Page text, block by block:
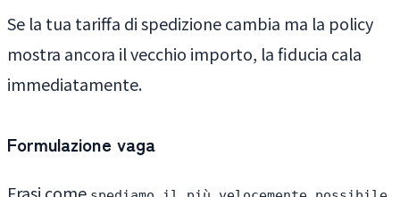
Se la tua tariffa di spedizione cambia ma la policy
mostra ancora il vecchio importo, la fiducia cala
immediatamente.
Formulazione vaga